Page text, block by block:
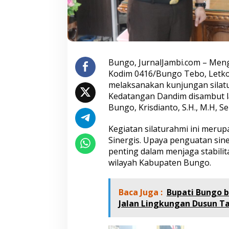
,
d
m
P
u
n
g
k
S
a
m
b
a
i
e
a
Bungo, JurnalJambi.com –
Kodim 0416/Bungo Tebo,
melaksanakan kunjungan
Kedatangan Dandim disambut
Bungo, Krisdianto, S.H., M.H,
Kegiatan silaturahmi ini
Sinergis. Upaya penguatan
penting dalam menjaga
wilayah Kabupaten Bungo.
Baca Juga : Bupati Bungo
Jalan Lingkungan Dusun